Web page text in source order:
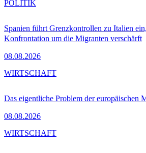
Spanien führt Grenzkontrollen zu Italien
Konfrontation um die Migranten verschärft
08.08.2026
POLITIK
Das eigentliche Problem der europäischen
08.08.2026
WIRTSCHAFT
WIRTSCHAFT